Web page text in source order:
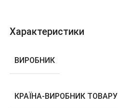
Характеристики
ВИРОБНИК
КРАЇНА-ВИРОБНИК ТОВАРУ